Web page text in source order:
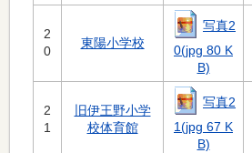
2
0
東陽小学校
写真2
0(jpg 80 K
B)
2
1
旧伊王野小学
校体育館
写真2
1(jpg 67 K
B)